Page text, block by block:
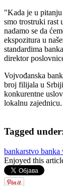
"Kada je u
smo trostruki rast
nadamo se da
ekspozitura u
standardima
direktor
Vojvođanska
broj filijala u
konkurentne
lokalnu zajednicu.
Tagged
bankarstvo banka
Enjoyed this